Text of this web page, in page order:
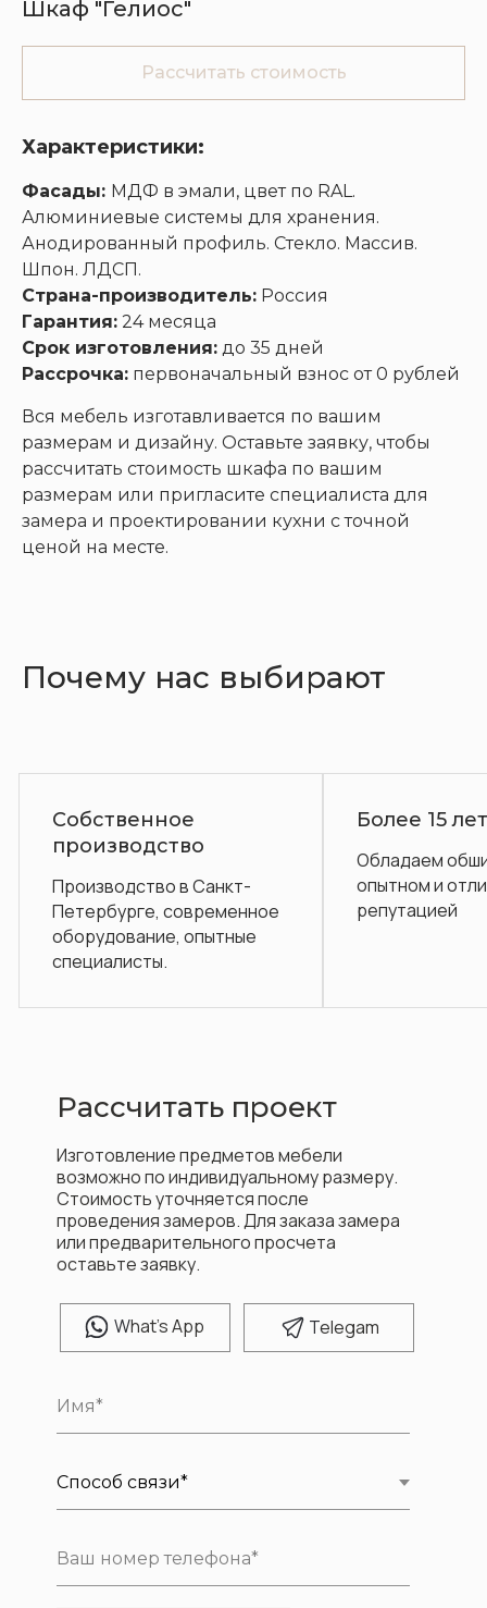
Шкаф "Гелиос"
Рассчитать стоимость
Характеристики:
Фасады: МДФ в эмали, цвет по RAL.
Алюминиевые системы для хранения.
Анодированный профиль. Стекло. Массив.
Шпон. ЛДСП.
Страна-производитель: Россия
Гарантия: 24 месяца
Срок изготовления: до 35 дней
Рассрочка: первоначальный взнос от 0 рублей
Вся мебель изготавливается по вашим
размерам и дизайну. Оставьте заявку, чтобы
рассчитать стоимость шкафа по вашим
размерам или пригласите специалиста для
замера и проектировании кухни с точной
ценой на месте.
Почему нас выбирают
в Санкт-
опытные
Более 15 лет на рынке
Обладаем обширным
опытном и отличной
репутацией
What's App Telegam
Рассчитать проект
Изготовление предметов мебели
возможно по индивидуальному размеру.
Стоимость уточняется после
проведения замеров. Для заказа замера
или предварительного просчета
оставьте заявку.